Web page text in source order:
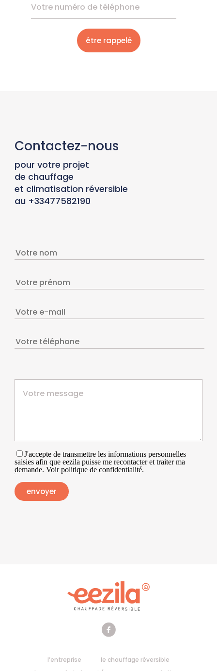
Contactez-nous
pour votre projet
de chauffage
et climatisation réversible
au +33477582190
J'accepte de transmettre les informations personnelles
saisies afin que eezila puisse me recontacter et traiter ma
demande. Voir politique de confidentialité.
l’entreprise
le chauffage réversible